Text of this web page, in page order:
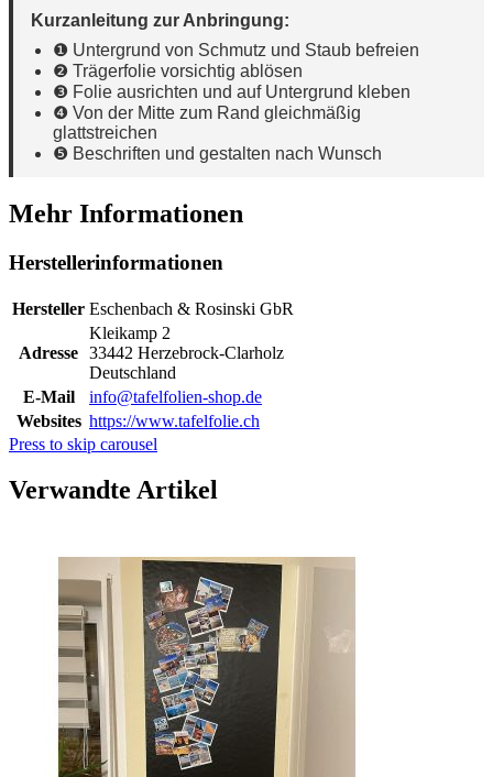
Kurzanleitung zur Anbringung:
❶ Untergrund von Schmutz und Staub befreien
❷ Trägerfolie vorsichtig ablösen
❸ Folie ausrichten und auf Untergrund kleben
❹ Von der Mitte zum Rand gleichmäßig
glattstreichen
❺ Beschriften und gestalten nach Wunsch
Mehr Informationen
Herstellerinformationen
Hersteller Eschenbach & Rosinski GbR
Adresse
Kleikamp 2
33442 Herzebrock-Clarholz
Deutschland
E-Mail
info@tafelfolien-shop.de
Websites https://www.tafelfolie.ch
Press to skip carousel
Verwandte Artikel